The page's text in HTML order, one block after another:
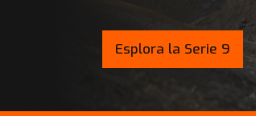
Esplora la Serie 9